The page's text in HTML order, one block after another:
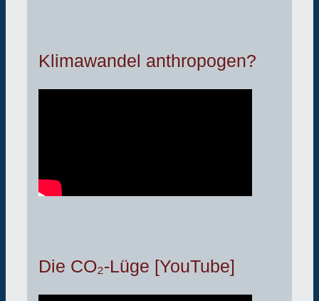
Klimawandel anthropogen?
Die CO₂-Lüge [YouTube]